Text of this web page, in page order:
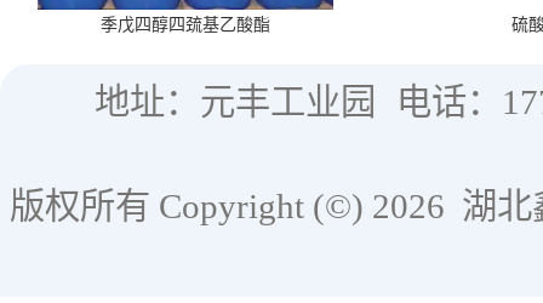
季戊四醇四巯基乙酸酯 硫
地址：元丰工业园 电话：
版权所有 Copyright (©) 2026 湖北